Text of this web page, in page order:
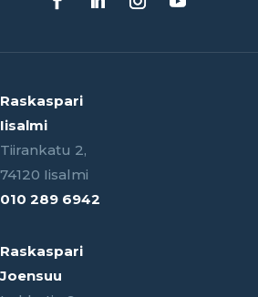
Raskaspari
Iisalmi
Tiirankatu 2,
74120 Iisalmi
010 289 6942
Raskaspari
Joensuu